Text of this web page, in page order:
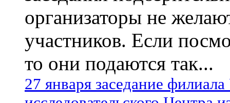
организаторы не
участников. Если
то они подаются так...
27 января заседание